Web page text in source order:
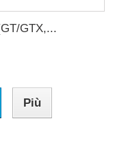
GTX,...
Più